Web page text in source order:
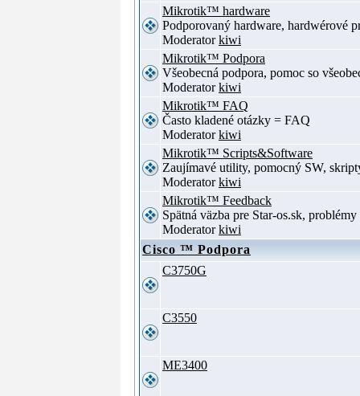
Mikrotik™ hardware
Podporovaný hardware, hardwérové
Moderatorkiwi
Mikrotik™ Podpora
Všeobecná podpora, pomoc so
Moderatorkiwi
Mikrotik™ FAQ
Často kladené otázky = FAQ
Moderatorkiwi
Mikrotik™ Scripts&Software
Zaujímavé utility, pomocný SW,
Moderatorkiwi
Mikrotik™ Feedback
Spätná väzba pre Star-os.sk,
Moderatorkiwi
Cisco ™ Podpora
C3750G
C3550
ME3400